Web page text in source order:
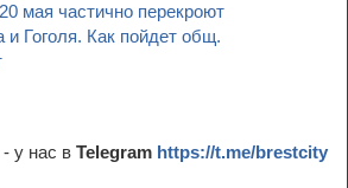
мая частично перекроют
и Гоголя. Как пойдет общ.
у нас в Telegram https://t.me/brestcity